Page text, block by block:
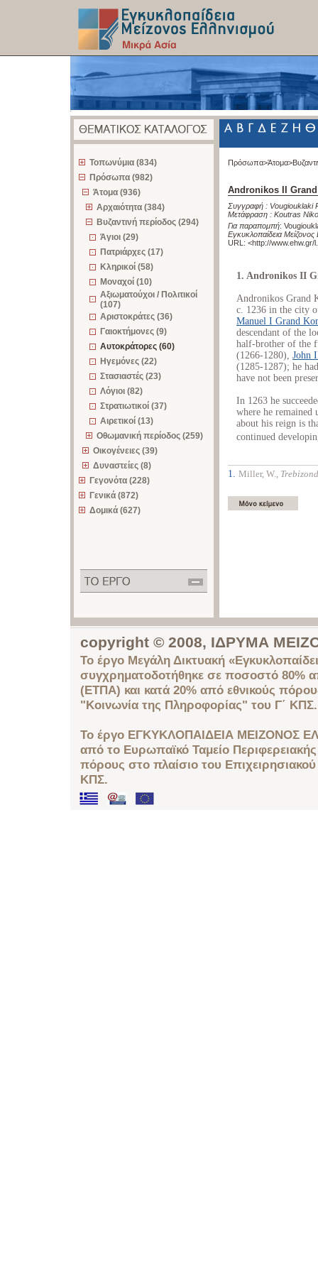
Τοπωνύμια (834)
Πρόσωπα (982)
Άτομα (936)
Αρχαιότητα (384)
Βυζαντινή περίοδος (294)
Άγιοι (29)
Πατριάρχες (17)
Κληρικοί (58)
Μοναχοί (10)
Αξιωματούχοι / Πολιτικοί
(107)
Αριστοκράτες (36)
Γαιοκτήμονες (9)
Αυτοκράτορες (60)
Ηγεμόνες (22)
Στασιαστές (23)
Λόγιοι (82)
Στρατιωτικοί (37)
Αιρετικοί (13)
Οθωμανική περίοδος (259)
Οικογένειες (39)
Δυναστείες (8)
Γεγονότα (228)
Γενικά (872)
Δομικά (627)
Πρόσωπα>Άτομα>
Andronikos II
Συγγραφή : Vougiouklaki
Μετάφραση : Koutras
Για παραπομπή:
Εγκυκλοπαίδεια
URL: <http://www.ehw.gr/
1. Andronikos II
Andronikos Grand
c. 1236 in the city
Manuel I Grand
descendant of the
half-brother of the
(1266-1280), John
(1285-1287); he
have not been
In 1263 he
where he
about his reign is
continued
1. Miller, W., Trebizond
copyright © 2008, ΙΔΡΥΜΑ
Το έργο Μεγάλη Δικτυακή
συγχρηματοδοτήθηκε σε ποσοστό 80%
(ΕΤΠΑ) και κατά 20% από εθνικούς
"Κοινωνία της Πληροφορίας" του Γ΄ ΚΠΣ.
Το έργο ΕΓΚΥΚΛΟΠΑΙΔΕΙΑ ΜΕΙΖΟΝΟΣ
από το Ευρωπαϊκό Ταμείο
πόρους στο πλαίσιο του
ΚΠΣ.